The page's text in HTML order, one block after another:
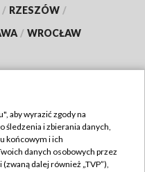
/ RZESZÓW /
/ WROCŁAW
TVP
aby wyrazić zgody na
śledzenia i zbierania danych,
końcowym i ich
danych osobowych przez
dalej również „TVP”),